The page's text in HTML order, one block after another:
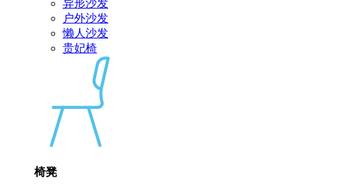
异形沙发
户外沙发
懒人沙发
贵妃椅
椅凳